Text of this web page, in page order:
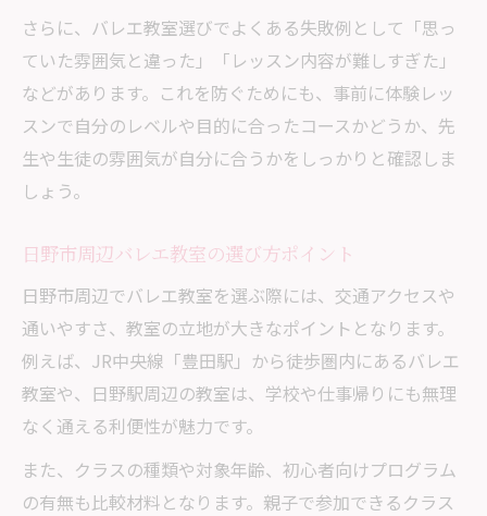
ト紹介
バレエ教室帰りに体験したいミュージアム
納得できるバレエ教室探しで大切な視点まとめ
納得できるバレエ教室探しの最終確認ポイ
ント
教室選びで重視したいバレエ教室の特徴と
は
バレエ教室の比較で見逃せない選択基準ま
とめ
体験や費用感から考えるバレエ教室の決め
方
さらに、バレエ教室選びでよくある失敗例として「思っ
ていた雰囲気と違った」「レッスン内容が難しすぎた」
などがあります。これを防ぐためにも、事前に体験レッ
スンで自分のレベルや目的に合ったコースかどうか、先
生や生徒の雰囲気が自分に合うかをしっかりと確認しま
しょう。
日野市周辺バレエ教室の選び方ポイント
日野市周辺でバレエ教室を選ぶ際には、交通アクセスや
通いやすさ、教室の立地が大きなポイントとなります。
例えば、JR中央線「豊田駅」から徒歩圏内にあるバレエ
教室や、日野駅周辺の教室は、学校や仕事帰りにも無理
なく通える利便性が魅力です。
また、クラスの種類や対象年齢、初心者向けプログラム
の有無も比較材料となります。親子で参加できるクラス